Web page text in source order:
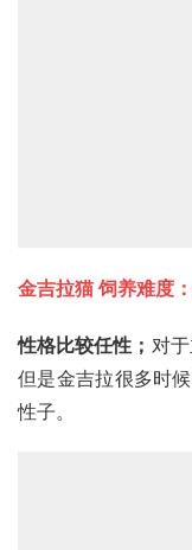
金吉拉猫 饲养难度：
性格比较任性； 对
但是金吉拉很多时
性子。